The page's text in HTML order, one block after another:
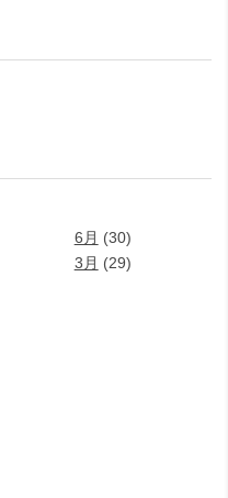
6月 (30)
3月 (29)